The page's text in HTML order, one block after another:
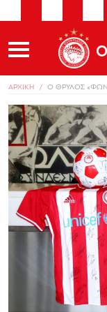
ΑΡΧΙΚΗ Ο ΘΡΥΛΟΣ